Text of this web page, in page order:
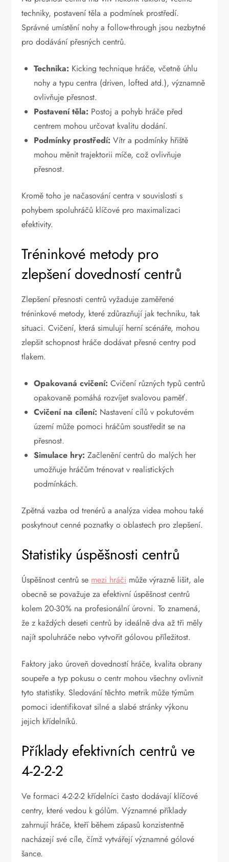
techniky, postavení těla a podmínek prostředí.
Správné umístění nohy a follow-through jsou nezbytné
pro dodávání přesných centrů.
Technika: Kicking technique hráče, včetně úhlu
nohy a typu centra (driven, lofted atd.), významně
ovlivňuje přesnost.
Postavení těla: Postoj a pohyb hráče před
centrem mohou určovat kvalitu dodání.
Podmínky prostředí: Vítr a podmínky hřiště
mohou měnit trajektorii míče, což ovlivňuje
přesnost.
Kromě toho je načasování centra v souvislosti s
pohybem spoluhráčů klíčové pro maximalizaci
efektivity.
Tréninkové metody pro
zlepšení dovedností centrů
Zlepšení přesnosti centrů vyžaduje zaměřené
tréninkové metody, které zdůrazňují jak techniku, tak
situaci. Cvičení, která simulují herní scénáře, mohou
zlepšit schopnost hráče dodávat přesné centry pod
tlakem.
Opakovaná cvičení: Cvičení různých typů centrů
opakovaně pomáhá rozvíjet svalovou paměť.
Cvičení na cílení: Nastavení cílů v pokutovém
území může pomoci hráčům soustředit se na
přesnost.
Simulace hry: Začlenění centrů do malých her
umožňuje hráčům trénovat v realistických
podmínkách.
Zpětná vazba od trenérů a analýza videa mohou také
poskytnout cenné poznatky o oblastech pro zlepšení.
Statistiky úspěšnosti centrů
Úspěšnost centrů se mezi hráči může výrazně lišit, ale
obecně se považuje za efektivní úspěšnost centrů
kolem 20-30% na profesionální úrovni. To znamená,
že z každých deseti centrů by ideálně dva až tři měly
najít spoluhráče nebo vytvořit gólovou příležitost.
Faktory jako úroveň dovedností hráče, kvalita obrany
soupeře a typ pokusu o centr mohou všechny ovlivnit
tyto statistiky. Sledování těchto metrik může týmům
pomoci identifikovat silné a slabé stránky výkonu
jejich křídelníků.
Příklady efektivních centrů ve
4-2-2-2
Ve formaci 4-2-2-2 křídelníci často dodávají klíčové
centry, které vedou k gólům. Významné příklady
zahrnují hráče, kteří během zápasů konzistentně
nacházejí své cíle, čímž vytvářejí významné gólové
šance.